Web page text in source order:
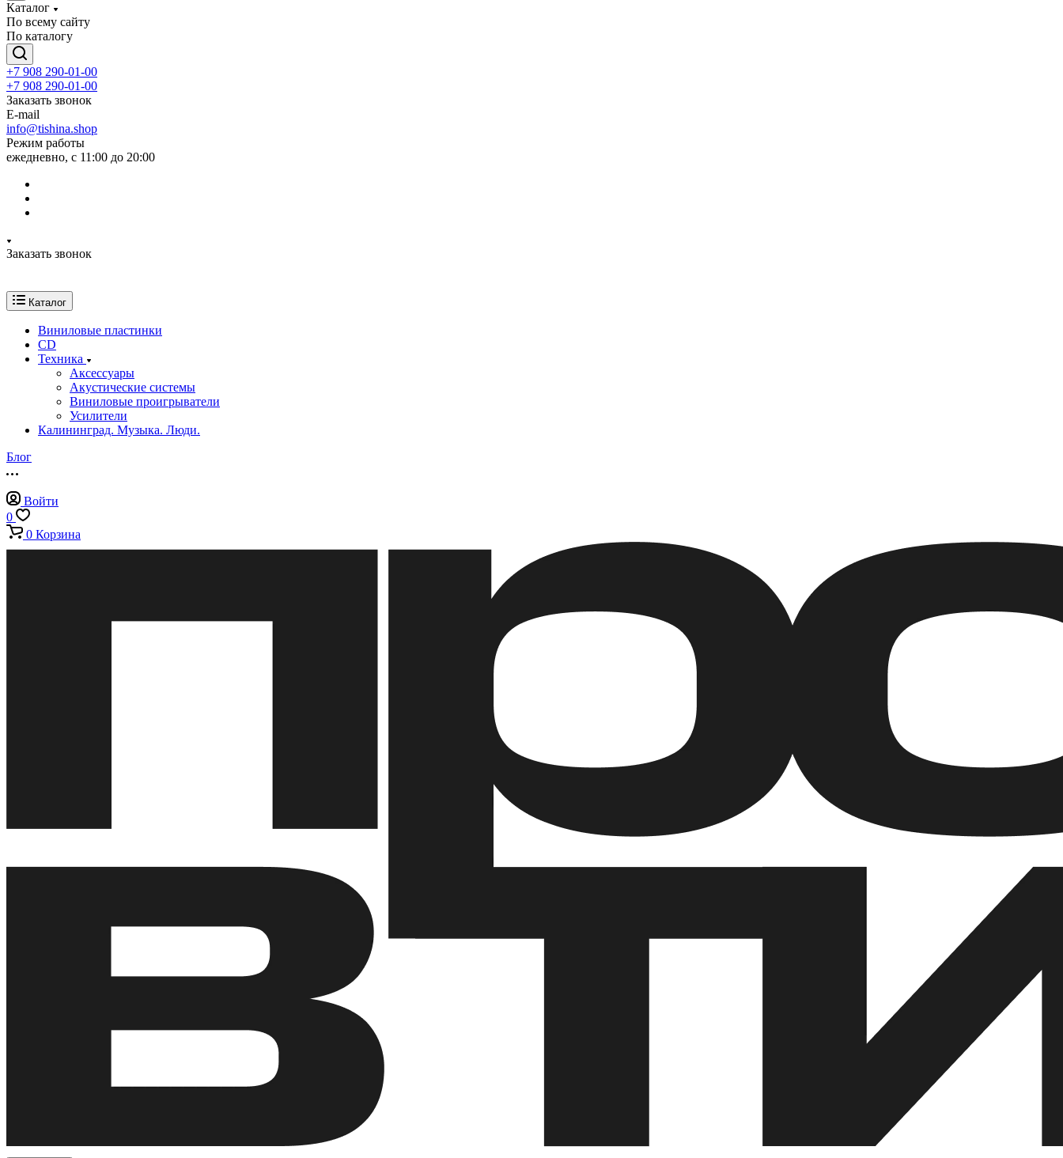
Каталог
По всему сайту
По каталогу
+7 908 290-01-00
+7 908 290-01-00
Заказать звонок
E-mail
info@tishina.shop
Режим работы
ежедневно, с 11:00 до 20:00
Заказать звонок
Каталог
Виниловые пластинки
CD
Техника
Аксессуары
Акустические системы
Виниловые проигрыватели
Усилители
Калининград. Музыка. Люди.
Блог
Войти
0
0 Корзина